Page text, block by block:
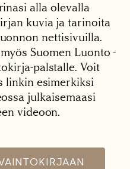
alla olevalla
kuvia ja tarinoita
nettisivuilla.
Suomen Luonto -
palstalle. Voit
linkin esimerkiksi
julkaisemaasi
videoon.